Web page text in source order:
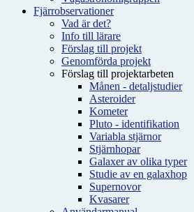
Fjärrobservationer
Vad är det?
Info till lärare
Förslag till projekt
Genomförda projekt
Förslag till projektarbeten
Månen - detaljstudier
Asteroider
Kometer
Pluto - identifikation
Variabla stjärnor
Stjärnhopar
Galaxer av olika typer
Studie av en galaxhop
Supernovor
Kvasarer